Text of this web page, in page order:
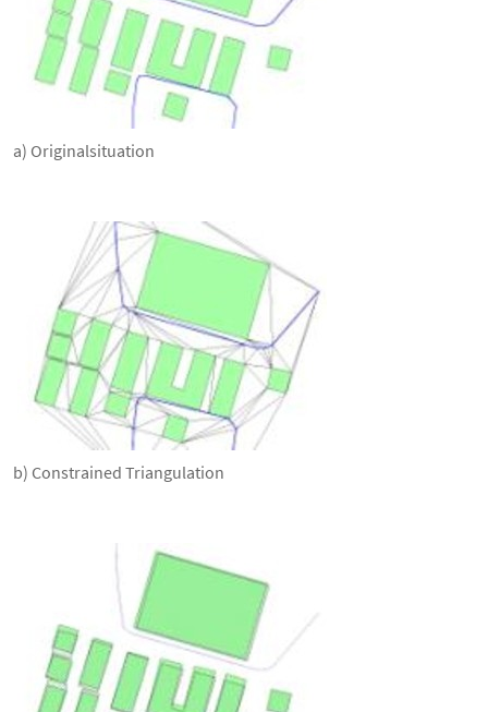
a) Originalsituation
b) Constrained Triangulation